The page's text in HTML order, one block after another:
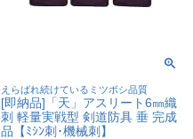
えらばれ続けているミツボシ品質
[即納品]「天」アスリート6㎜織
刺 軽量実戦型 剣道防具 垂 完成
品【ﾐｼﾝ刺･機械刺】